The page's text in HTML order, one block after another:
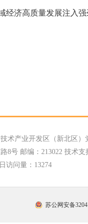
经济高质量发展注入
术产业开发区（新北区）
8号 邮编：213022 技术支
访问量： 13274
苏公网安备